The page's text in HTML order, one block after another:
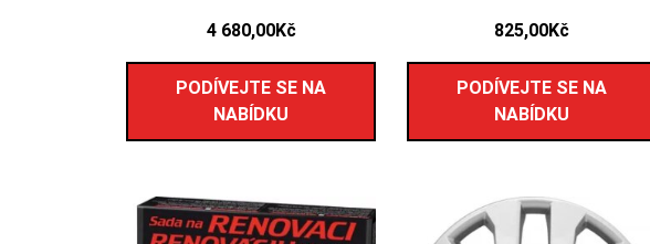
4 680,00Kč
PODÍVEJTE SE NA
NABÍDKU
825,00Kč
PODÍVEJTE SE NA
NABÍDKU